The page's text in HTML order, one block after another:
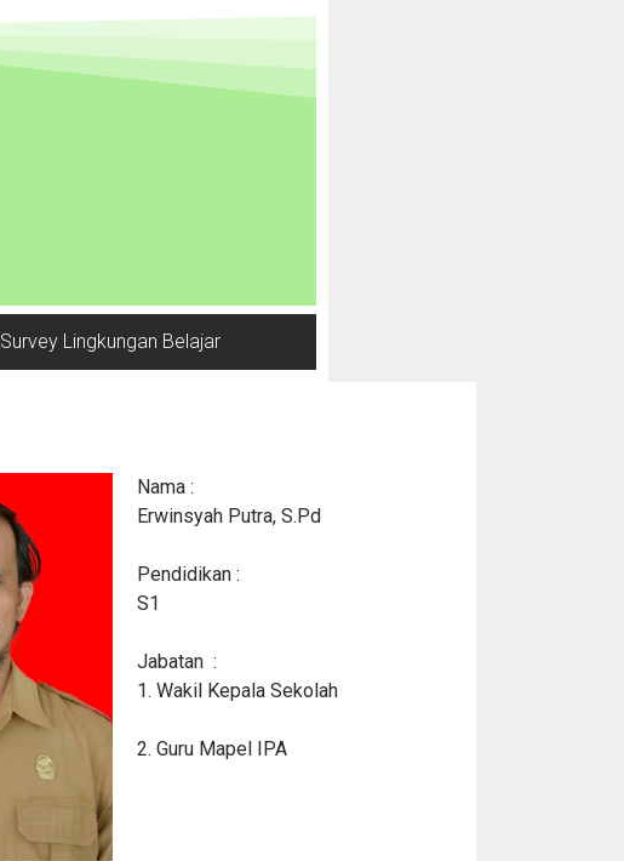
Survey Lingkungan Belajar
Nama :
Erwinsyah Putra, S.Pd
Pendidikan :
S1
Jabatan :
1. Wakil Kepala Sekolah
2. Guru Mapel IPA